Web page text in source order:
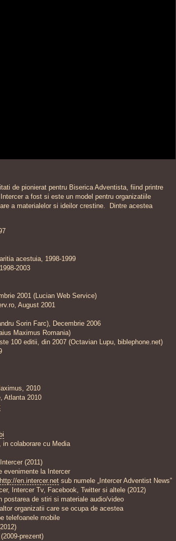
de pionierat pentru Biserica Adventista, fiind printre
a fost si este un model pentru organizatiile
a materialelor si ideilor crestine. Dintre acestea
acestuia, 1998-1999
2003
2001 (Lucian Web Service)
August 2001
Sorin Farc), Decembrie 2006
Maximus Romania)
100 editii, din 2007 (Octavian Lupu, biblephone.net)
2010
Atlanta 2010
colaborare cu Media
(2011)
evenimente la Intercer
http://en.intercer.net sub numele „Intercer Adventist News”
Intercer Tv, Facebook, Twitter si altele (2012)
de stiri si materiale audio/video
organizatii care se ocupa de acestea
telefoanele mobile
(2009-prezent)